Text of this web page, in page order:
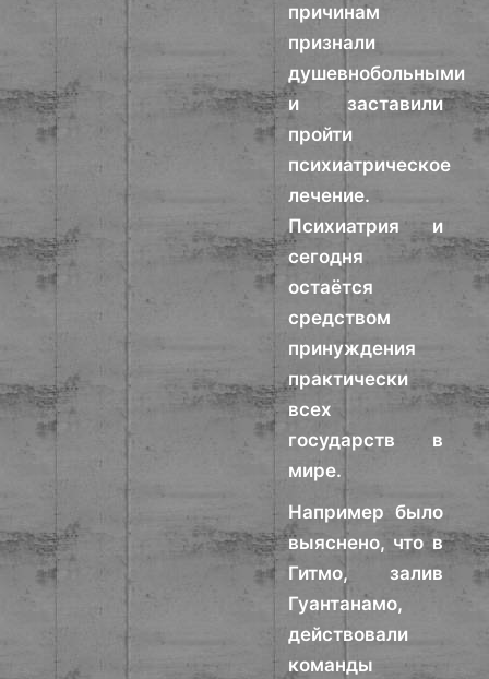
причинам
признали
душевнобольными
и заставили
пройти
психиатрическое
лечение.
Психиатрия и
сегодня
остаётся
средством
принуждения
практически
всех
государств в
мире.
Например было
выяснено, что в
Гитмо, залив
Гуантанамо,
действовали
команды